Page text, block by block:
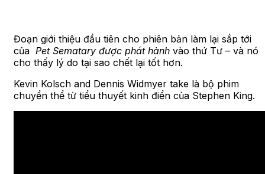
Đoạn giới thiệu đầu tiên cho phiên bản làm lại sắp tới
của Pet Sematary được phát hành vào thứ Tư – và nó
cho thấy lý do tại sao chết lại tốt hơn.
Kevin Kolsch and Dennis Widmyer take là bộ phim
chuyển thể từ tiểu thuyết kinh điển của Stephen King.